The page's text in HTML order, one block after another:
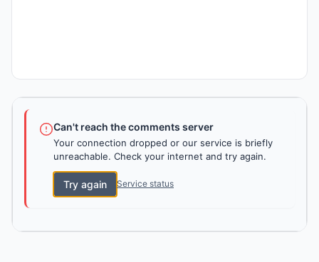
Can't reach the comments server
Your connection dropped or our service is briefly
unreachable. Check your internet and try again.
Try again Service status